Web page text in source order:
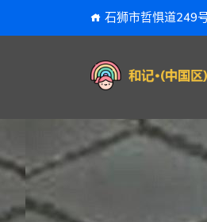
石狮市哲惧道249